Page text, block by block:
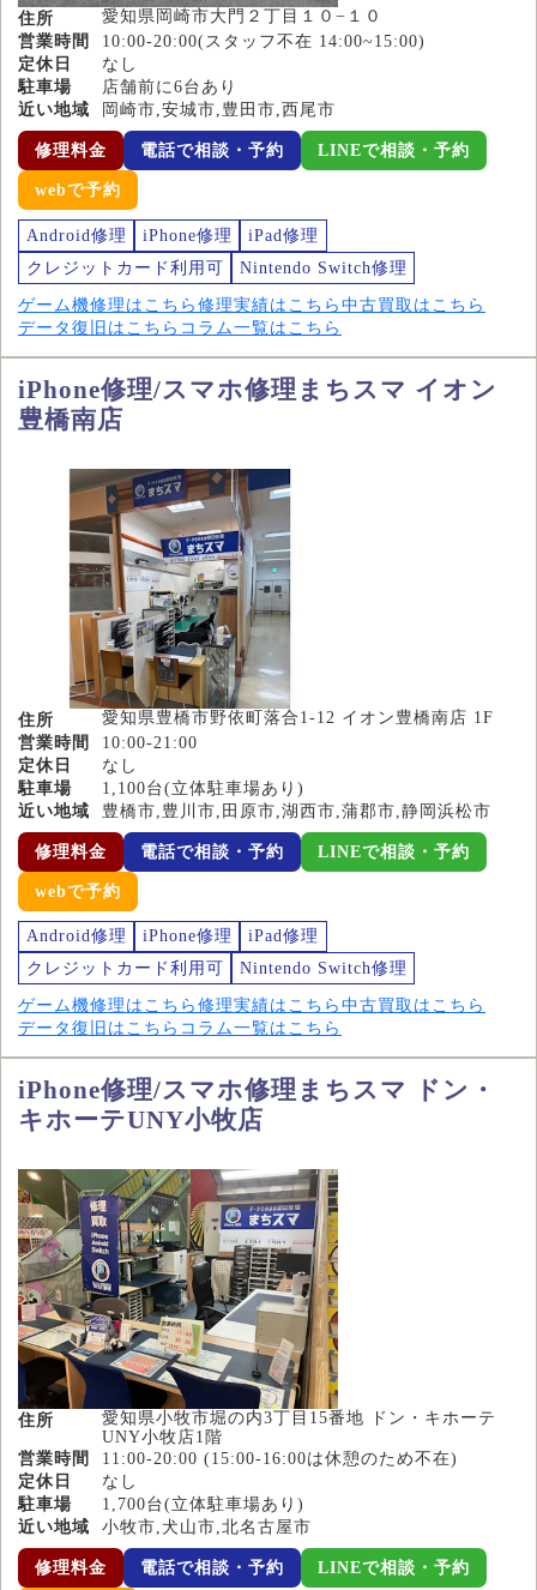
住所
愛知県岡崎市大門２丁目１０−１０
営業時間
10:00-20:00(スタッフ不在 14:00~15:00)
定休日
なし
駐車場
店舗前に6台あり
近い地域
岡崎市,安城市,豊田市,西尾市
修理料金 電話で相談・予約 LINEで相談・予約
webで予約
Android修理 iPhone修理
iPad修理
クレジットカード利用可
Nintendo Switch修理
ゲーム機修理はこちら 修理実績はこちら 中古買取はこちら
データ復旧はこちら コラム一覧はこちら
iPhone修理/スマホ修理まちスマ イオン
豊橋南店
住所
愛知県豊橋市野依町落合1-12 イオン豊橋南店 1F
営業時間
10:00-21:00
定休日
なし
駐車場
1,100台(立体駐車場あり)
近い地域
豊橋市,豊川市,田原市,湖西市,蒲郡市,静岡浜松市
修理料金 電話で相談・予約 LINEで相談・予約
webで予約
Android修理 iPhone修理
iPad修理
クレジットカード利用可
Nintendo Switch修理
ゲーム機修理はこちら 修理実績はこちら 中古買取はこちら
データ復旧はこちら コラム一覧はこちら
iPhone修理/スマホ修理まちスマ ドン・
キホーテUNY小牧店
住所
愛知県小牧市堀の内3丁目15番地 ドン・キホーテ
UNY小牧店1階
営業時間
11:00-20:00 (15:00-16:00は休憩のため不在)
定休日
なし
駐車場
1,700台(立体駐車場あり)
近い地域
小牧市,犬山市,北名古屋市
修理料金 電話で相談・予約 LINEで相談・予約